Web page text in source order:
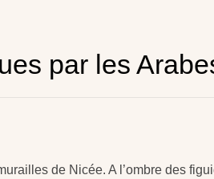
par les
de Nicée. A l’ombre des